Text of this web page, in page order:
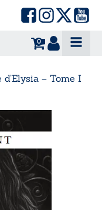
0
– Tome I